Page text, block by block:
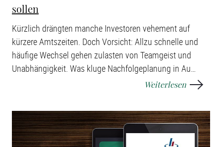
sollen
Kürzlich drängten manche Investoren vehement auf
kürzere Amtszeiten. Doch Vorsicht: Allzu schnelle und
häufige Wechsel gehen zulasten von Teamgeist und
Unabhängigkeit. Was kluge Nachfolgeplanung in Au…
Weiterlesen